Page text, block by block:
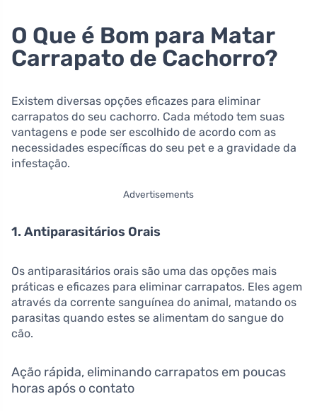
O Que é Bom para Matar
Carrapato de Cachorro?
Existem diversas opções eficazes para eliminar
carrapatos do seu cachorro. Cada método tem suas
vantagens e pode ser escolhido de acordo com as
necessidades específicas do seu pet e a gravidade da
infestação.
Advertisements
1. Antiparasitários Orais
Os antiparasitários orais são uma das opções mais
práticas e eficazes para eliminar carrapatos. Eles agem
através da corrente sanguínea do animal, matando os
parasitas quando estes se alimentam do sangue do
cão.
Ação rápida, eliminando carrapatos em poucas
horas após o contato